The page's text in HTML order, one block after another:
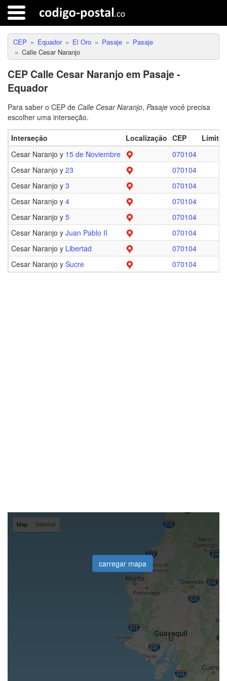
CEP Equador El Oro Pasaje
Pasaje
Calle Cesar Naranjo
CEP Calle Cesar Naranjo em Pasaje -
Equador
Para saber o CEP de Calle Cesar Naranjo, Pasaje você precisa
escolher uma interseção.
Interseção Localização CEP
Límite
Cesar Naranjo y 15 de Noviembre
070104
Cesar Naranjo y 23
070104
Cesar Naranjo y 3
070104
Cesar Naranjo y 4
070104
Cesar Naranjo y 5
070104
Cesar Naranjo y Juan Pablo II
070104
Cesar Naranjo y Libertad
070104
Cesar Naranjo y Sucre 070104
carregar mapa